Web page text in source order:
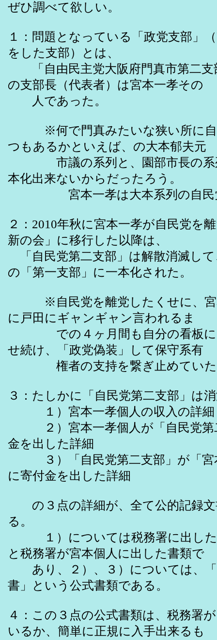
ぜひ調べて欲しい。
１：問題となっている「政党支部」
をした支部）とは、
「自由民主党大阪府門真市第二支
の支部長（代表者）は宮本一孝その
人であった。
※何で門真みたいな狭い所に自
つもあるかといえば、の大本郁夫元
市議の系列と、園部市長の系
本化出来ないからだったろう。
宮本一孝は大本系列の自民党
２：2010年秋に宮本一孝が自民党を
新の会」に移行した以降は、
「自民党第二支部」は解散消滅し
の「第一支部」に一本化された。
※自民党を離党したくせに、宮
に戸田にギャンギャン言われるま
での４ヶ月間も自分の看板に
せ続け、「政党偽装」して保守系有
権者の支持を繋ぎ止めていた
３：たしかに「自民党第二支部」は
１）宮本一孝個人の収入の詳細
２）宮本一孝個人が「自民党第
金を出した詳細
３）「自民党第二支部」が「宮
に寄付金を出した詳細
の３点の詳細が、全て公的記録文
る。
１）については税務署に出した
と税務署が宮本個人に出した書類で
あり、２）、３）については、「
書」という公式書類である。
４：この３点の公式書類は、税務署
いるか、簡単に正規に入手出来るも